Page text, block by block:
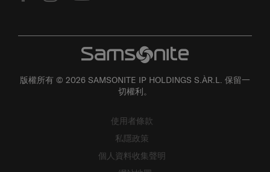
切權利。
私隱政策
個人資料收集聲明
網站地圖